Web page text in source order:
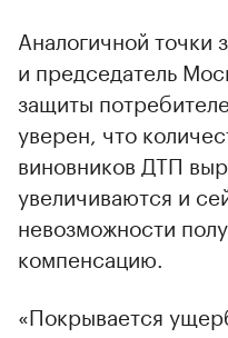
Аналогичной точки
и председатель
защиты
уверен, что
виновников ДТП
увеличиваются и
невозможности
компенсацию.
«Покрывается